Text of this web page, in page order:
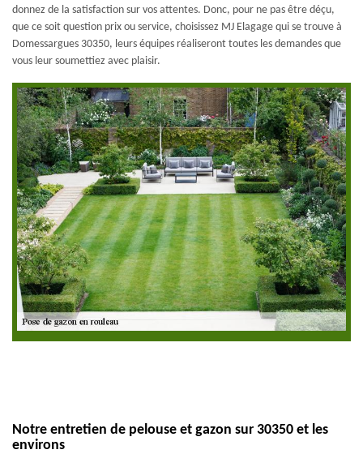
donnez de la satisfaction sur vos attentes. Donc, pour ne pas être déçu,
que ce soit question prix ou service, choisissez MJ Elagage qui se trouve à
Domessargues 30350, leurs équipes réaliseront toutes les demandes que
vous leur soumettiez avec plaisir.
Notre entretien de pelouse et gazon sur 30350 et les
environs